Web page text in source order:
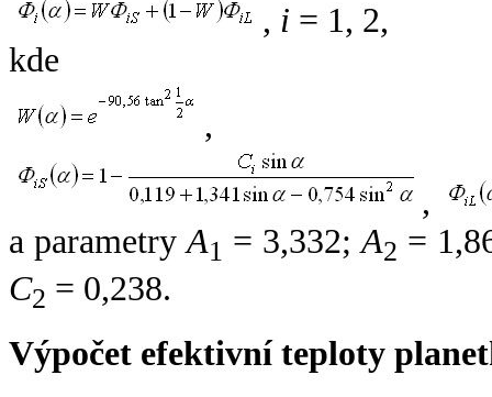
, i = 1, 2,
kde
,
,
a parametryA1 = 3,332;A2 =
C2 = 0,238.
Výpočet efektivní teploty